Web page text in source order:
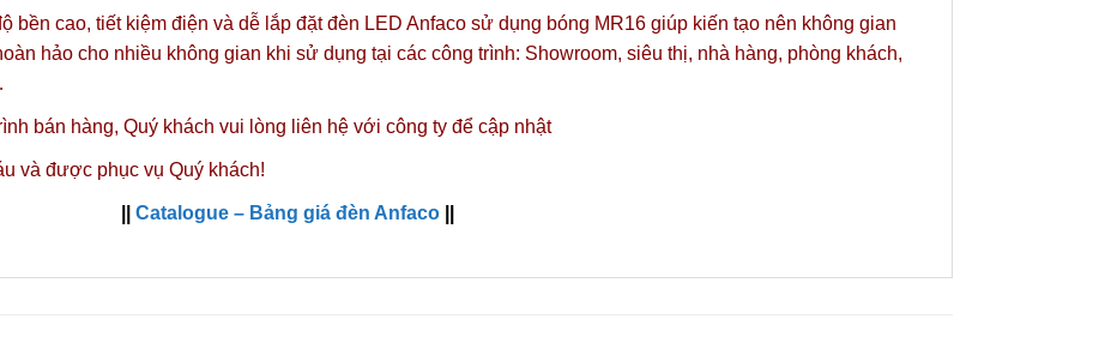
bền cao, tiết kiệm điện và dễ lắp đặt đèn LED Anfaco sử dụng bóng MR16 giúp kiến tạo nên không gian
hảo cho nhiều không gian khi sử dụng tại các công trình: Showroom, siêu thị, nhà hàng, phòng khách,
bán hàng, Quý khách vui lòng liên hệ với công ty để cập nhật
và được phục vụ Quý khách!
Catalogue – Bảng giá đèn Anfaco